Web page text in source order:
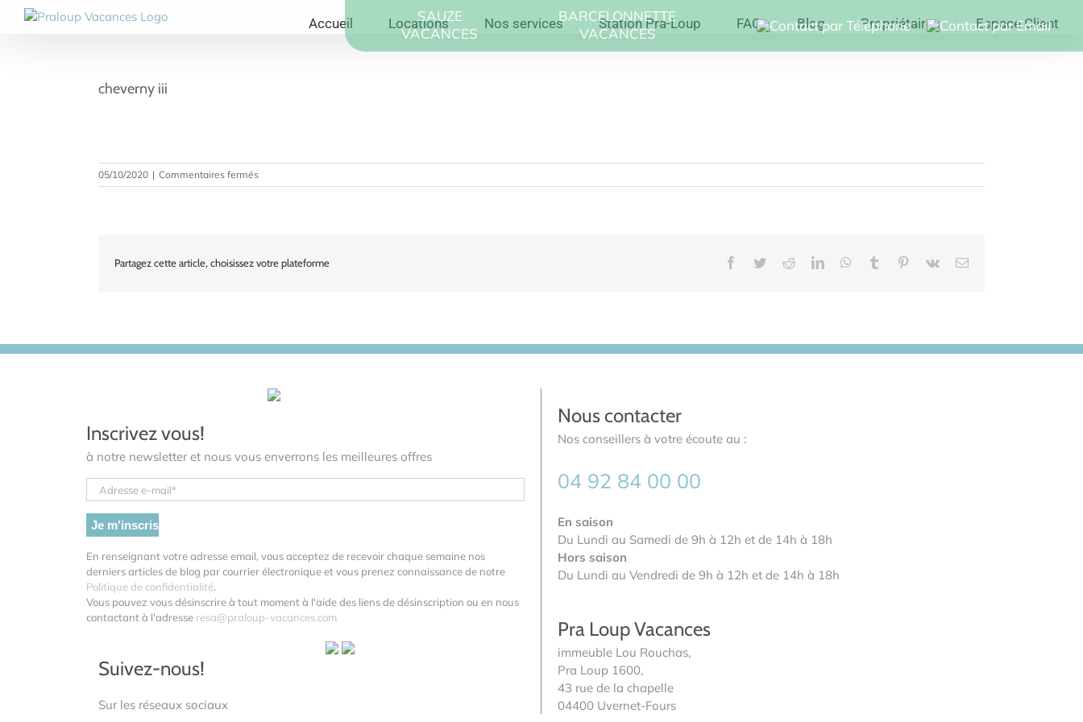
Passer
SAUZE
VACANCES
BARCELONNETTE
VACANCES
Accueil Locations Nos services Station Pra-Loup FAQ Blog Propriétaires Espace Client
cheverny iii
05/10/2020 | Commentaires ferméssur
cheverny
Partagez cette article, choisissez votre plateforme Facebook
TwitterRedditLinkedInWhatsApp
Tumblr Pinterest
Vk Email
Inscrivez vous!
à notre newsletter et nous vous enverrons les meilleures offres
En renseignant votre adresse email, vous acceptez de recevoir chaque semaine nos
derniers articles de blog par courrier électronique et vous prenez connaissance de notre
Politique de confidentialité.
Vous pouvez vous désinscrire à tout moment à l'aide des liens de désinscription ou en nous
contactant à l'adresse resa@praloup-vacances.com
Suivez-nous!
Sur les réseaux sociaux
Nous contacter
Nos conseillers à votre écoute au :
04 92 84 00 00
En saison
Du Lundi au Samedi de 9h à 12h et de 14h à 18h
Hors saison
Du Lundi au Vendredi de 9h à 12h et de 14h à 18h
Pra Loup Vacances
immeuble Lou Rouchas,
Pra Loup 1600,
43 rue de la chapelle
04400 Uvernet-Fours